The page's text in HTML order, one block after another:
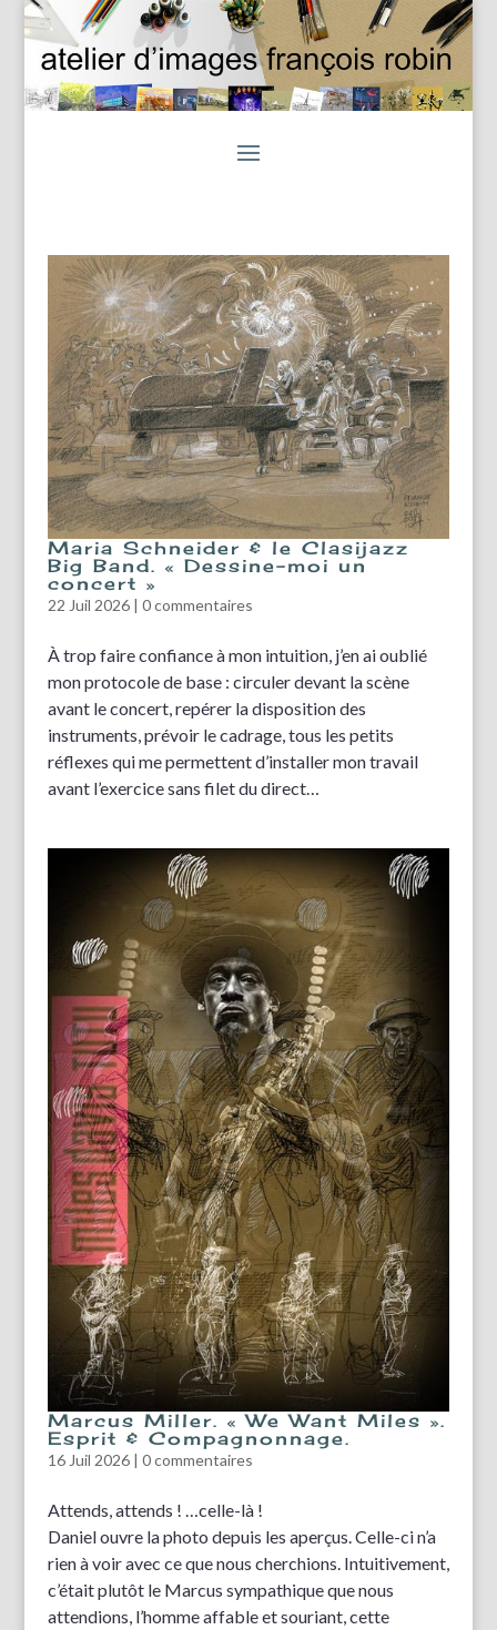
Maria Schneider & le Clasijazz
Big Band. « Dessine-moi un
concert »
22 Juil 2026| 0 commentaires
À trop faire confiance à mon intuition, j’en ai oublié
mon protocole de base : circuler devant la scène
avant le concert, repérer la disposition des
instruments, prévoir le cadrage, tous les petits
réflexes qui me permettent d’installer mon travail
avant l’exercice sans filet du direct…
Marcus Miller. « We Want Miles ».
Esprit & Compagnonnage.
16 Juil 2026| 0 commentaires
Attends, attends ! …celle-là !
Daniel ouvre la photo depuis les aperçus. Celle-ci n’a
rien à voir avec ce que nous cherchions. Intuitivement,
c’était plutôt le Marcus sympathique que nous
attendions, l’homme affable et souriant, cette